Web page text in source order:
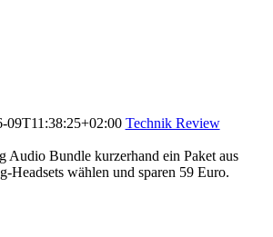
09T11:38:25+02:00 Technik Review
Audio Bundle kurzerhand ein Paket aus
Headsets wählen und sparen 59 Euro.